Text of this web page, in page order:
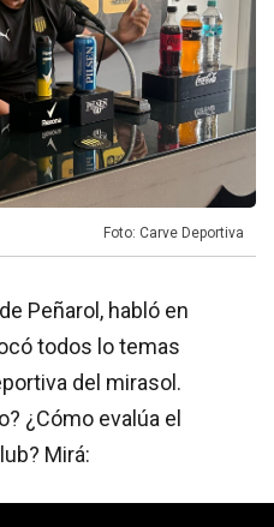
Foto: Carve Deportiva
Peñarol, habló en
todos lo temas
del mirasol.
¿Cómo evalúa el
Mirá: